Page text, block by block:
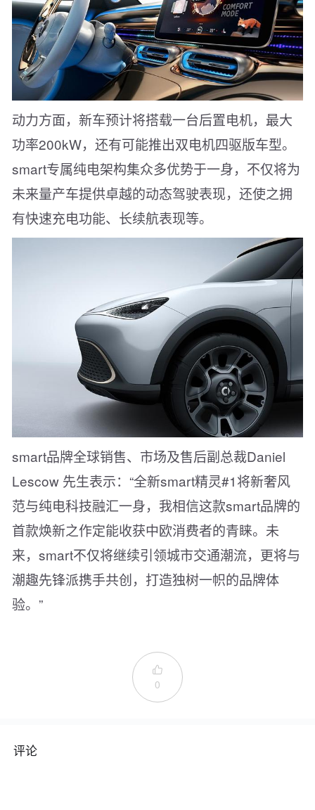
动力方面，新车预计将搭载一台后置电机，最大
功率200kW，还有可能推出双电机四驱版车型。
smart专属纯电架构集众多优势于一身，不仅将为
未来量产车提供卓越的动态驾驶表现，还使之拥
有快速充电功能、长续航表现等。
smart品牌全球销售、市场及售后副总裁Daniel
Lescow 先生表示：“全新smart精灵#1将新奢风
范与纯电科技融汇一身，我相信这款smart品牌的
首款焕新之作定能收获中欧消费者的青睐。未
来，smart不仅将继续引领城市交通潮流，更将与
潮趣先锋派携手共创，打造独树一帜的品牌体
验。”

0
评论